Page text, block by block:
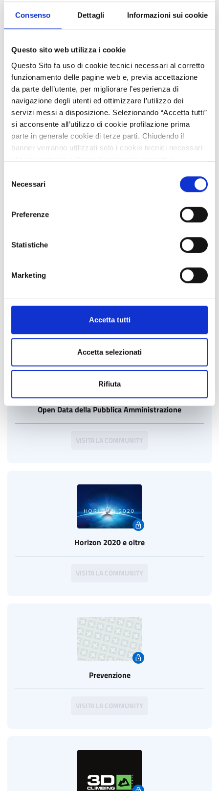
Consenso Dettagli Informazioni sui cookie
Questo sito web utilizza i cookie
Questo Sito fa uso di cookie tecnici necessari al corretto
funzionamento delle pagine web e, previa accettazione
da parte dell’utente, per migliorare l’esperienza di
navigazione degli utenti ed ottimizzare l’utilizzo dei
servizi messi a disposizione. Selezionando “Accetta tutti”
si acconsente all’utilizzo di cookie profilazione prima
parte in generale cookie di terze parti. Chiudendo il
banner verranno utilizzati solo i cookie tecnici necessari
alla navigazione e alcune funzionalità aggiuntive
Per conoscere i dettagli, consulta la nostra cookie policy.
https://www.openinnovation.regione.lombardia.it/it/co
https://www.openinnovation.regione.lombardia.it/it/pr
delNecessari
Preferenze
Statistiche
Marketing
Accetta tutti
Accetta selezionati
Rifiuta
Fintech e Insurtech Italia
Food Network: accesso al cibo e qualità della vita
GovDojo, videogiochi per l'educazione civica
VISITA LA COMMUNITY
Open Data della Pubblica Amministrazione
VISITA LA COMMUNITY
Horizon 2020 e oltre
VISITA LA COMMUNITY
Prevenzione
VISITA LA COMMUNITY